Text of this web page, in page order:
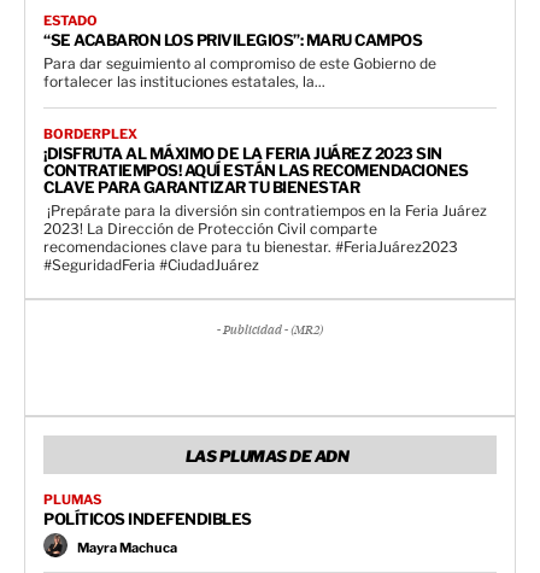
ESTADO
“SE ACABARON LOS PRIVILEGIOS”: MARU CAMPOS
Para dar seguimiento al compromiso de este Gobierno de
fortalecer las instituciones estatales, la...
BORDERPLEX
¡DISFRUTA AL MÁXIMO DE LA FERIA JUÁREZ 2023 SIN
CONTRATIEMPOS! AQUÍ ESTÁN LAS RECOMENDACIONES
CLAVE PARA GARANTIZAR TU BIENESTAR
️ ¡Prepárate para la diversión sin contratiempos en la Feria Juárez
2023! La Dirección de Protección Civil comparte
recomendaciones clave para tu bienestar. #FeriaJuárez2023
#SeguridadFeria #CiudadJuárez
- Publicidad - (MR2)
LAS PLUMAS DE ADN
PLUMAS
POLÍTICOS INDEFENDIBLES
Mayra Machuca